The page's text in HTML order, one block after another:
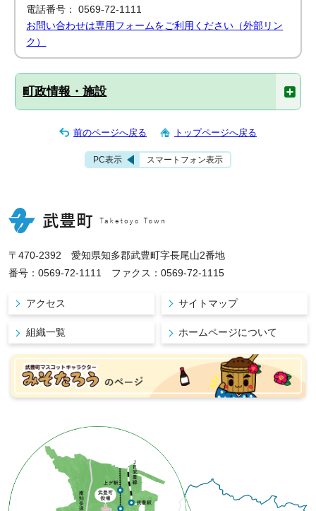
電話番号： 0569-72-1111
お問い合わせは専用フォームをご利用ください（外部リン
ク）
町政情報・施設
前のページへ戻る トップページへ戻る
PC表示 スマートフォン表示
〒470-2392 愛知県知多郡武豊町字長尾山2番地
番号：0569-72-1111 ファクス：0569-72-1115
アクセス サイトマップ
組織一覧 ホームページについて